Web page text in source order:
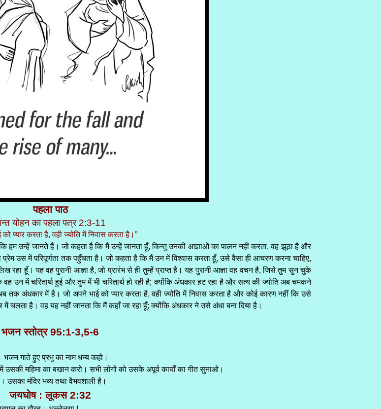
पहला पाठ
योहन का पहला पत्र 2:3-11
प्यार करता है, वही ज्योति में निवास करता है।”
हम उन्हें जानते हैं। जो कहता है कि मैं उन्हें जानता हूँ, किन्तु उनकी आज्ञाओं का पालन नहीं करता, वह झूठा है और
उस में परिपूर्णता तक पहुँचता है। जो कहता है कि मैं उन में विश्वास करता हूँ, उसे वैसा ही आचरण करना चाहिए,
रहा हूँ। यह वह पुरानी आज्ञा है, जो प्रारंभ से ही तुम्हें प्राप्त है। यह पुरानी आज्ञा वह वचन है, जिसे तुम सुन चुके
उन में चरितार्थ हुई और तुम में भी चरितार्थ हो रही है; क्योंकि अंधकार हट रहा है और सत्य की ज्योति अब चमकने
अंधकार में है। जो अपने भाई को प्यार करता है, वही ज्योति में निवास करता है और कोई कारण नहीं कि उसे
है। वह यह नहीं जानता कि मैं कहाँ जा रहा हूँ; क्योंकि अंधकार ने उसे अंधा बना दिया है।
भजन स्तोत्र 95:1-3,5-6
गाते हुए प्रभु का नाम धन्य कहो।
उसकी महिमा का बखान करो। सभी लोगों को उसके अपूर्व कार्यों का गीत सुनाओ।
उसका मंदिर भव्य तथा वैभवशाली है।
जयघोष : लूकस 2:32